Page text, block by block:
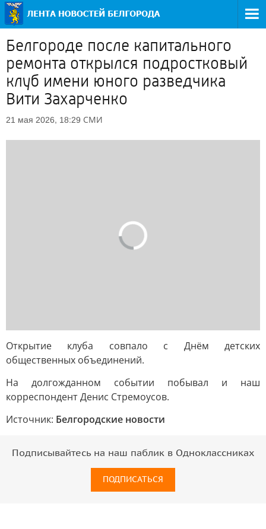
Белгороде после капитального
ремонта открылся подростковый
клуб имени юного разведчика
Вити Захарченко
21 мая 2026, 18:29 СМИ
Открытие клуба совпало с Днём детских
общественных объединений.
На долгожданном событии побывал и наш
корреспондент Денис Стремоусов.
Источник: Белгородские новости
Подписывайтесь на наш паблик в Одноклассниках
ПОДПИСАТЬСЯ